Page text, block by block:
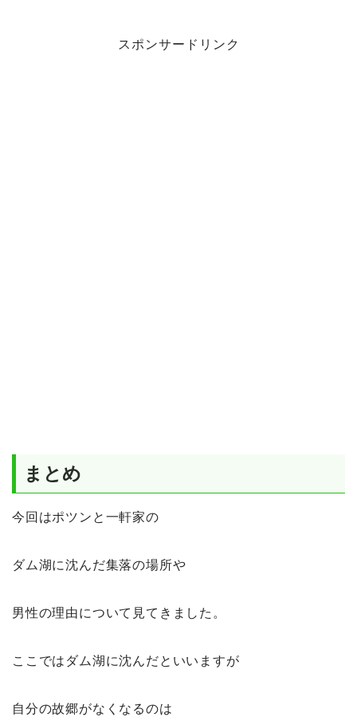
スポンサードリンク
まとめ
今回はポツンと一軒家の
ダム湖に沈んだ集落の場所や
男性の理由について見てきました。
ここではダム湖に沈んだといいますが
自分の故郷がなくなるのは